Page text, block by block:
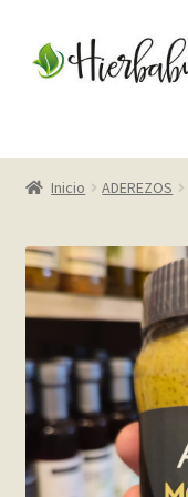
aal
Inicio
Blog
Cart
Checkout
Inicio ADEREZOS